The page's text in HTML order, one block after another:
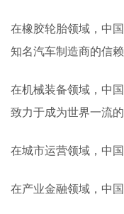
在橡胶轮胎领域，中
知名汽车制造商的信赖
在机械装备领域，中
致力于成为世界一流
在城市运营领域，中
在产业金融领域，中